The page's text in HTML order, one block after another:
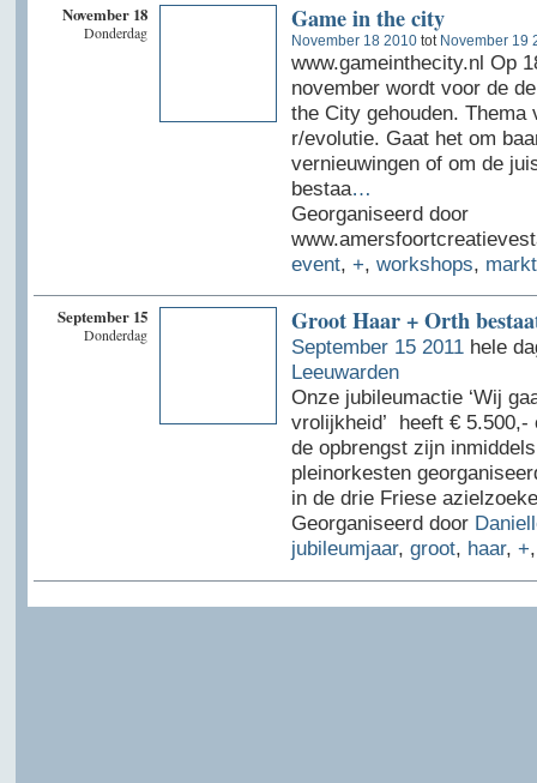
November 18
Donderdag Game in the city
November 18 2010tot November 19
www.gameinthecity.nl Op
november wordt voor de
the City gehouden. Thema
r/evolutie. Gaat het om
vernieuwingen of om de
bestaa…
Georganiseerd door
event, +, workshops,
September 15
Donderdag Groot Haar + Orth
September 15 2011hele
Leeuwarden
Onze jubileumactie ‘Wij
vrolijkheid’ heeft € 5.500,-
de opbrengst zijn
pleinorkesten
in de drie Friese
Georganiseerd door
jubileumjaar, groot, haar, +